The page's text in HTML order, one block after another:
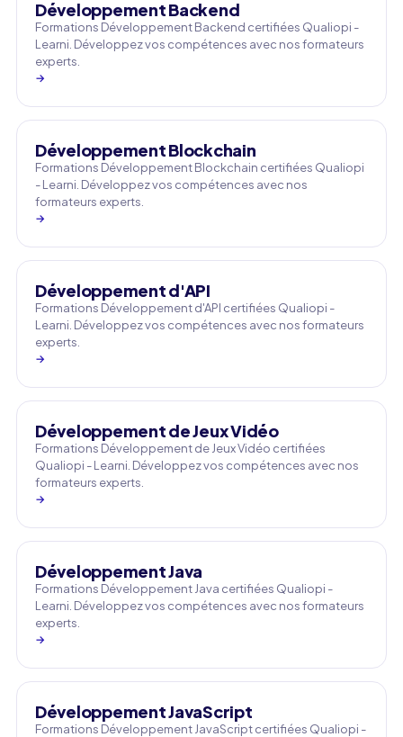
Développement Backend
Formations Développement Backend certifiées Qualiopi -
Learni. Développez vos compétences avec nos formateurs
experts.
→
Développement Blockchain
Formations Développement Blockchain certifiées Qualiopi
- Learni. Développez vos compétences avec nos
formateurs experts.
→
Développement d'API
Formations Développement d'API certifiées Qualiopi -
Learni. Développez vos compétences avec nos formateurs
experts.
→
Développement de Jeux Vidéo
Formations Développement de Jeux Vidéo certifiées
Qualiopi - Learni. Développez vos compétences avec nos
formateurs experts.
→
Développement Java
Formations Développement Java certifiées Qualiopi -
Learni. Développez vos compétences avec nos formateurs
experts.
→
Développement JavaScript
Formations Développement JavaScript certifiées Qualiopi -